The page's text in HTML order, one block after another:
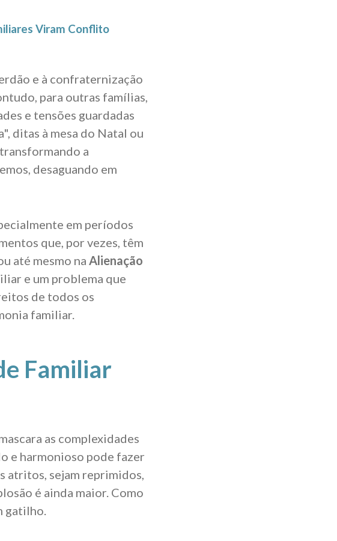
Viram Conflito
e à confraternização
para outras famílias,
e tensões guardadas
ditas à mesa do Natal ou
a
desaguando em
em períodos
que, por vezes, têm
ou até mesmo na Alienação
e um problema que
de todos os
familiar.
Familiar
as complexidades
e harmonioso pode fazer
atritos, sejam reprimidos,
é ainda maior. Como
gatilho.